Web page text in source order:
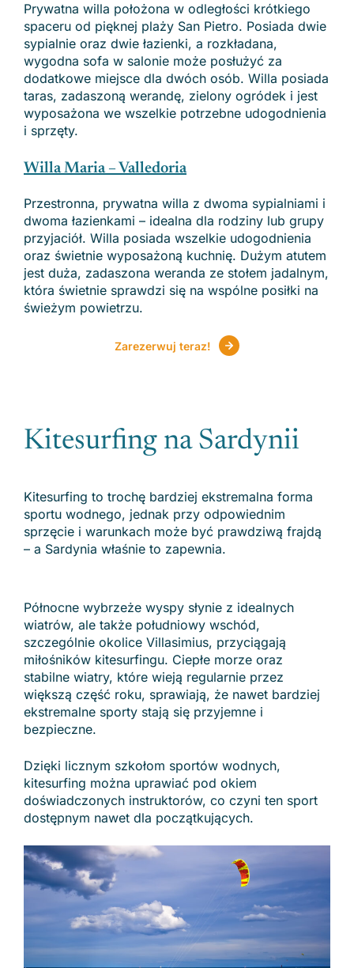
Prywatna willa położona w odległości krótkiego
spaceru od pięknej plaży San Pietro. Posiada dwie
sypialnie oraz dwie łazienki, a rozkładana,
wygodna sofa w salonie może posłużyć za
dodatkowe miejsce dla dwóch osób. Willa posiada
taras, zadaszoną werandę, zielony ogródek i jest
wyposażona we wszelkie potrzebne udogodnienia
i sprzęty.
Willa Maria – Valledoria
Przestronna, prywatna willa z dwoma sypialniami i
dwoma łazienkami – idealna dla rodziny lub grupy
przyjaciół. Willa posiada wszelkie udogodnienia
oraz świetnie wyposażoną kuchnię. Dużym atutem
jest duża, zadaszona weranda ze stołem jadalnym,
która świetnie sprawdzi się na wspólne posiłki na
świeżym powietrzu.
Zarezerwuj teraz!
Kitesurfing na Sardynii
Kitesurfing to trochę bardziej ekstremalna forma
sportu wodnego, jednak przy odpowiednim
sprzęcie i warunkach może być prawdziwą frajdą
– a Sardynia właśnie to zapewnia.
Północne wybrzeże wyspy słynie z idealnych
wiatrów, ale także południowy wschód,
szczególnie okolice Villasimius, przyciągają
miłośników kitesurfingu. Ciepłe morze oraz
stabilne wiatry, które wieją regularnie przez
większą część roku, sprawiają, że nawet bardziej
ekstremalne sporty stają się przyjemne i
bezpieczne.
Dzięki licznym szkołom sportów wodnych,
kitesurfing można uprawiać pod okiem
doświadczonych instruktorów, co czyni ten sport
dostępnym nawet dla początkujących.